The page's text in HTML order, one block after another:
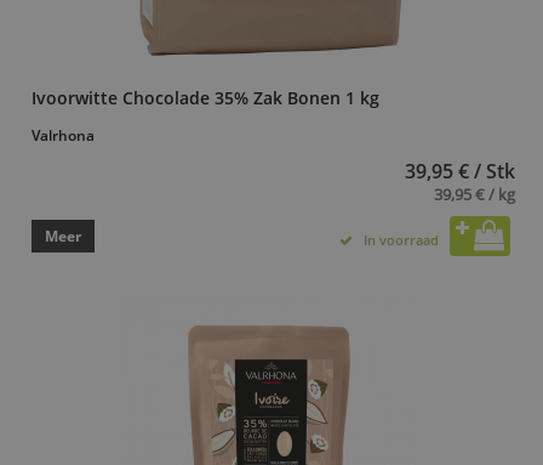
Ivoorwitte Chocolade 35% Zak Bonen 1 kg
Valrhona
39,95 € / Stk
39,95 € / kg
Meer In voorraad